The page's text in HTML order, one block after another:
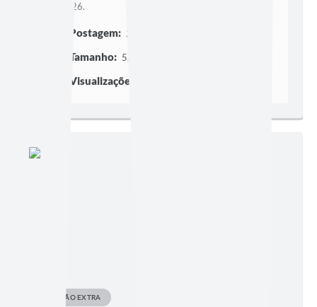
025/2026.
Postagem: 22/07/2026 às 11h52
Tamanho: 5,48 MB | 5 páginas
Visualizações:
EDIÇÃO EXTRA